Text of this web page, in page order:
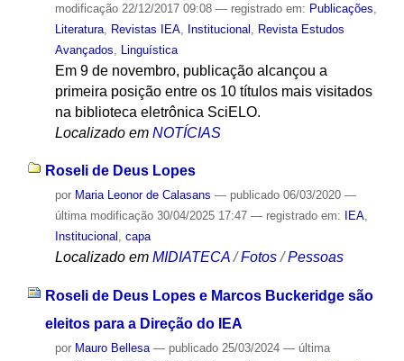
modificação22/12/2017 09:08 — registrado em: Publicações
Literatura, Revistas IEA, Institucional
Revista Estudos
Avançados
Linguística
Em 9 de novembro, publicação alcançou a
primeira posição entre os 10 títulos mais visitados
na biblioteca eletrônica SciELO.
Localizado em NOTÍCIAS
Roseli de Deus Lopes
por Maria Leonor de Calasans — publicado06/03/2020 —
última modificação30/04/2025 17:47 — registrado em: IEA,
Institucional , capa
Localizado em MIDIATECA /Fotos /Pessoas
Roseli de Deus Lopes e Marcos Buckeridge são
eleitos para a Direção do IEA
por Mauro Bellesa — publicado25/03/2024 — última